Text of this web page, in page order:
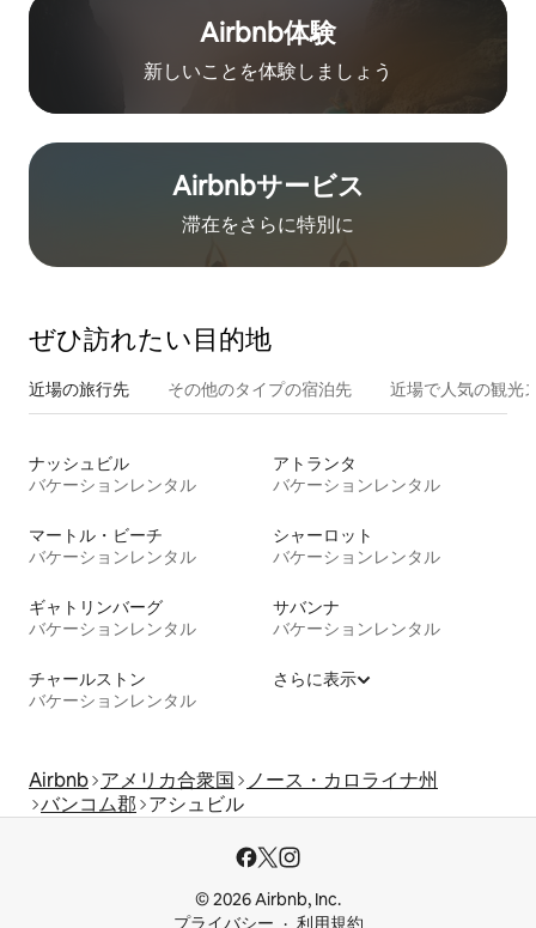
Airbnb体験
新しいことを体験しましょう
Airbnb⁠サ⁠ー⁠ビ⁠ス
滞在をさ⁠ら⁠に特⁠別⁠に
ぜひ訪⁠れ⁠た⁠い目⁠的⁠地
近場の旅行先 その他のタ⁠イ⁠プ⁠の宿⁠泊⁠先 近場で人気の観光
ナッシュビル
バケーションレンタル
アトランタ
バケーションレンタル
マートル・ビーチ
バケーションレンタル
シャーロット
バケーションレンタル
ギャトリンバーグ
バケーションレンタル
サバンナ
バケーションレンタル
チャールストン
バケーションレンタル
さらに表示
Airbnb アメリカ合衆国
ノース・カロライナ州
バンコム郡 アシュビル
© 2026 Airbnb, Inc.
プライバシー
利用規約